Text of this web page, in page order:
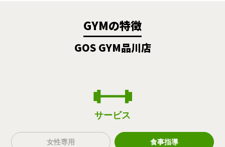
GYMの特徴
GOS GYM品川店
サービス
女性専用 食事指導